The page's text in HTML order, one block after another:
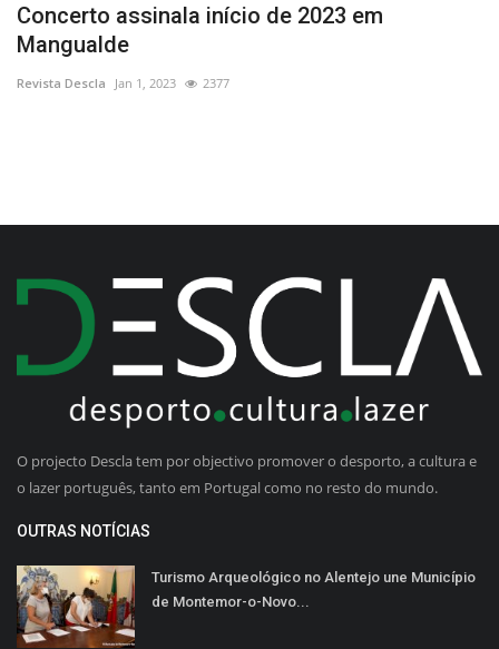
Concerto assinala início de 2023 em
Mangualde
Revista Descla Jan 1, 2023 2377
O projecto Descla tem por objectivo promover o desporto, a cultura e
o lazer português, tanto em Portugal como no resto do mundo.
OUTRAS NOTÍCIAS
Turismo Arqueológico no Alentejo une Município
de Montemor-o-Novo...